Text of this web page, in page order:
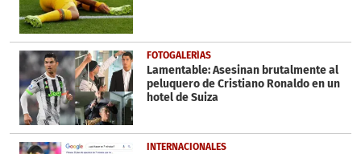
FOTOGALERÍAS
Lamentable: Asesinan brutalmente al
peluquero de Cristiano Ronaldo en un
hotel de Suiza
INTERNACIONALES